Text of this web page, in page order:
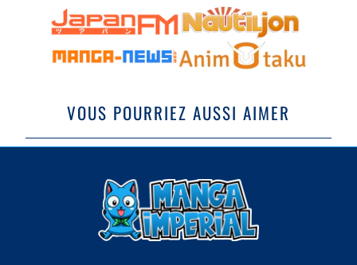
VOUS POURRIEZ AUSSI AIMER